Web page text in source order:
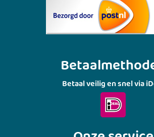
Betaal veilig en snel via